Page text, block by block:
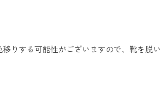
りする可能性がございますので、靴を脱